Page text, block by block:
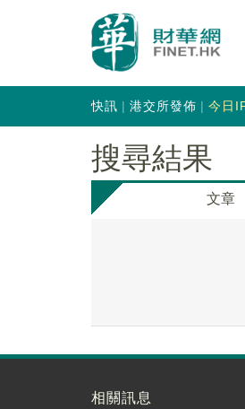
快訊 港交所發佈 今日
搜尋結果
文章
相關訊息